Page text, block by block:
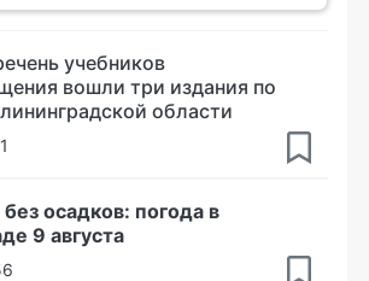
учебников
вошли три издания по
области
осадков: погода в
9 августа